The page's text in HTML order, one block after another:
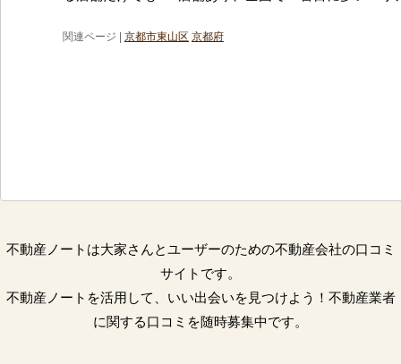
関連ページ | 京都市東山区 京都府
不動産ノートは大家さんとユーザーのための不動産会社の口コミ
サイトです。
不動産ノートを活用して、いい出会いを見つけよう！不動産業者
に関する口コミを随時募集中です。